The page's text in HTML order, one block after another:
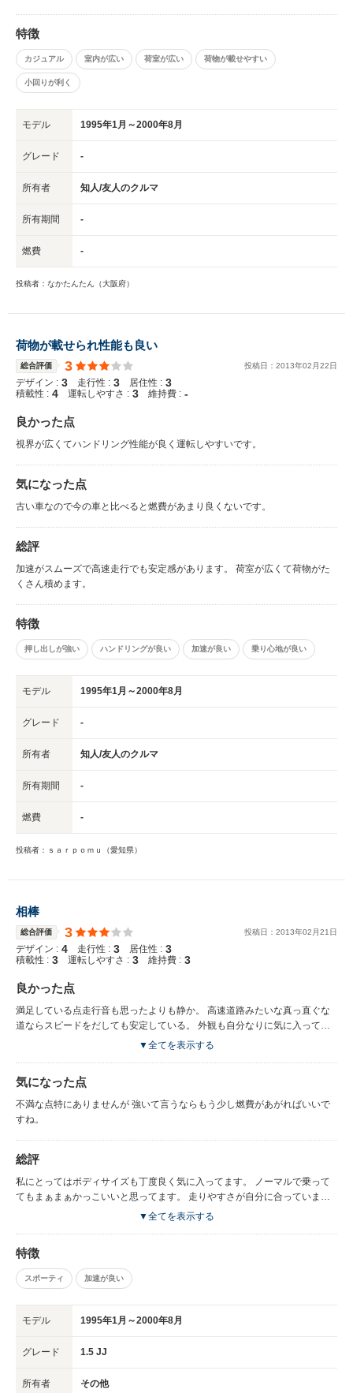
特徴
カジュアル 室内が広い 荷室が広い 荷物が載せやすい
小回りが利く
モデル 1995年1月～2000年8月
グレード -
所有者 知人/友人のクルマ
所有期間 -
燃費 -
投稿者：なかたんたん（大阪府）
荷物が載せられ性能も良い
総合評価 3 投稿日： 2013年02 月22日
デザイン : 3 走行性 : 3 居住性 : 3
積載性 : 4 運転しやすさ : 3 維持費 : -
良かった点
視界が広くてハンドリング性能が良く運転しやすいです。
気になった点
古い車なので今の車と比べると燃費があまり良くないです。
総評
加速がスムーズで高速走行でも安定感があります。 荷室が広くて荷物がた
くさん積めます。
特徴
押し出しが強い ハンドリングが良い 加速が良い 乗り心地が良い
モデル 1995年1月～2000年8月
グレード -
所有者 知人/友人のクルマ
所有期間 -
燃費 -
投稿者：ｓａｒｐｏｍｕ（愛知県）
相棒
総合評価 3 投稿日： 2013年02 月21 日
デザイン : 4 走行性 : 3 居住性 : 3
積載性 : 3 運転しやすさ : 3 維持費 : 3
良かった点
満足している点走行音も思ったよりも静か。 高速道路みたいな真っ直ぐな
道ならスピードをだしても安定している。 外観も自分なりに気に入ってい
▼全てを表示する
気になった点
不満な点特にありませんが 強いて言うならもう少し燃費があがればいいで
すね。
総評
私にとってはボディサイズも丁度良く気に入ってます。 ノーマルで乗って
てもまぁまぁかっこいいと思ってます。 走りやすさが自分に合っていま
▼全てを表示する
特徴
スポーティ 加速が良い
モデル 1995年1月～2000年8月
グレード 1.5 JJ
所有者 その他